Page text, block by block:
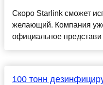
Скоро Starlink сможет
желающий. Компания
официальное
100 тонн